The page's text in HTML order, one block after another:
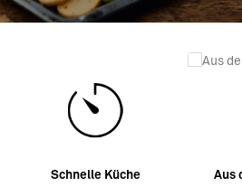
Schnelle Küche Aus